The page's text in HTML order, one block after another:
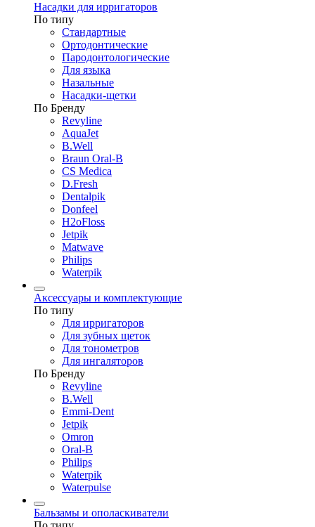
Насадки для ирригаторов
По типу
Стандартные
Ортодонтические
Пародонтологические
Для языка
Назальные
Насадки-щетки
По Бренду
Revyline
AquaJet
B.Well
Braun Oral-B
CS Medica
D.Fresh
Dentalpik
Donfeel
H2oFloss
Jetpik
Matwave
Philips
Waterpik
Аксессуары и комплектующие
По типу
Для ирригаторов
Для зубных щеток
Для тонометров
Для ингаляторов
По Бренду
Revyline
B.Well
Emmi-Dent
Jetpik
Omron
Oral-B
Philips
Waterpik
Waterpulse
Бальзамы и ополаскиватели